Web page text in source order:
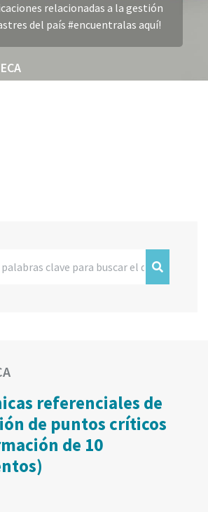
relacionadas a la gestión
del país #encuentralas aquí!
referenciales de
de puntos críticos
de 10